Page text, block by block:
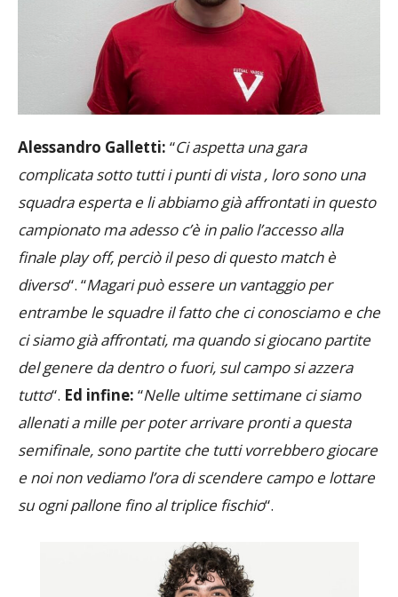
Alessandro Galletti:“Ci aspetta una gara
complicata sotto tutti i punti di vista , loro sono una
squadra esperta e li abbiamo già affrontati in questo
campionato ma adesso c’è in palio l’accesso alla
finale play off, perciò il peso di questo match è
diverso“. “Magari può essere un vantaggio per
entrambe le squadre il fatto che ci conosciamo e che
ci siamo già affrontati, ma quando si giocano partite
del genere da dentro o fuori, sul campo si azzera
tutto“.Ed infine:“Nelle ultime settimane ci siamo
allenati a mille per poter arrivare pronti a questa
semifinale, sono partite che tutti vorrebbero giocare
e noi non vediamo l’ora di scendere campo e lottare
su ogni pallone fino al triplice fischio